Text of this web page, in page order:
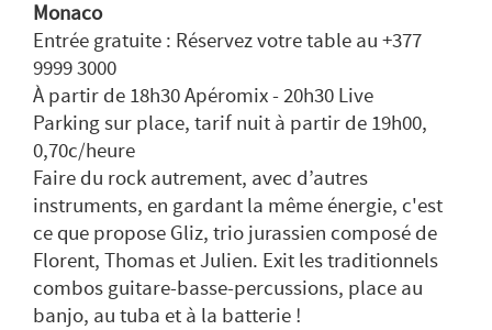
Monaco
Entrée gratuite : Réservez votre table au +377
9999 3000
À partir de 18h30 Apéromix - 20h30 Live
Parking sur place, tarif nuit à partir de 19h00,
0,70c/heure
Faire du rock autrement, avec d’autres
instruments, en gardant la même énergie, c'est
ce que propose Gliz, trio jurassien composé de
Florent, Thomas et Julien. Exit les traditionnels
combos guitare-basse-percussions, place au
banjo, au tuba et à la batterie !